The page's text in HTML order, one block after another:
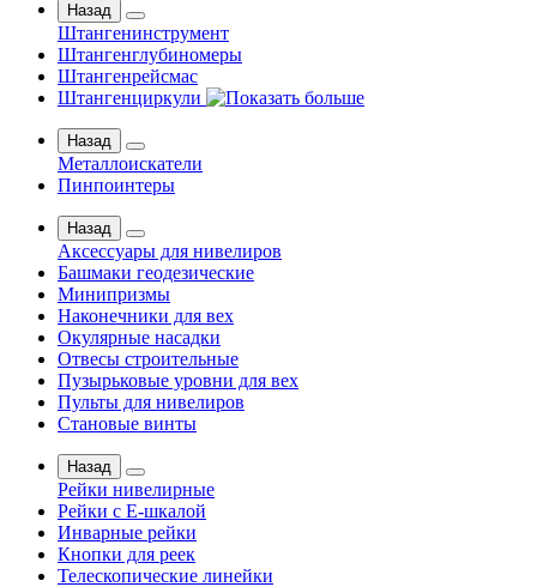
Назад
Штангенинструмент
Штангенглубиномеры
Штангенрейсмас
Штангенциркули
Назад
Металлоискатели
Пинпоинтеры
Назад
Аксессуары для нивелиров
Башмаки геодезические
Минипризмы
Наконечники для вех
Окулярные насадки
Отвесы строительные
Пузырьковые уровни для вех
Пульты для нивелиров
Становые винты
Назад
Рейки нивелирные
Рейки с Е-шкалой
Инварные рейки
Кнопки для реек
Телескопические линейки